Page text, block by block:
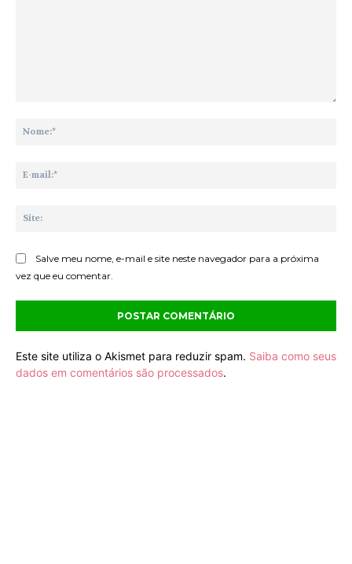
Salve meu nome, e-mail e site neste navegador para a próxima
vez que eu comentar.
Este site utiliza o Akismet para reduzir spam. Saiba como seus
dados em comentários são processados.